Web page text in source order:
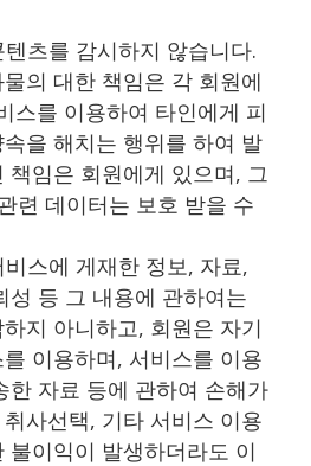
츠를 감시하지 않습니다.
의 대한 책임은 각 회원에
스를 이용하여 타인에게 피
을 해치는 행위를 하여 발
책임은 회원에게 있으며, 그
련 데이터는 보호 받을 수
스에 게재한 정보, 자료,
성 등 그 내용에 관하여는
지 아니하고, 회원은 자기
이용하며, 서비스를 이용
한 자료 등에 관하여 손해가
사선택, 기타 서비스 이용
불이익이 발생하더라도 이